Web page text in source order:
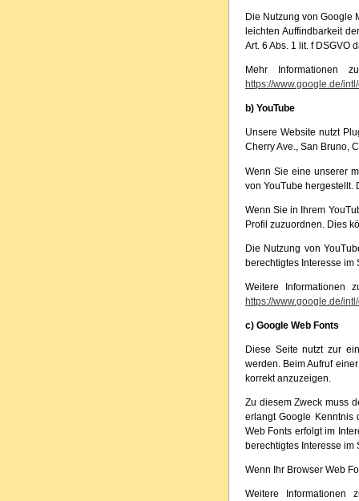
Die Nutzung von Google
leichten Auffindbarkeit
Art. 6 Abs. 1 lit. f DSGVO
Mehr Informationen
https://www.google.de/
b) YouTube
Unsere Website nutzt
Cherry Ave., San Bruno,
Wenn Sie eine unserer
von YouTube hergestellt.
Wenn Sie in Ihrem
Profil zuzuordnen. Dies
Die Nutzung von
berechtigtes Interesse im
Weitere Informationen
https://www.google.de/
c) Google Web Fonts
Diese Seite nutzt zur
werden. Beim Aufruf
korrekt anzuzeigen.
Zu diesem Zweck muss
erlangt Google Kenntnis
Web Fonts erfolgt im
berechtigtes Interesse im
Wenn Ihr Browser Web
Weitere